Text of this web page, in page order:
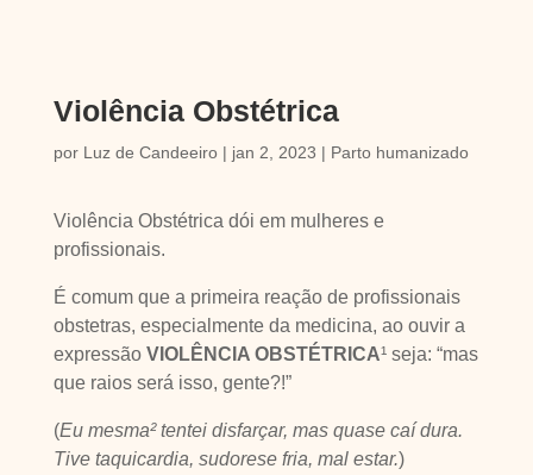
Violência Obstétrica
por Luz de Candeeiro| jan 2, 2023 | Parto humanizado
Violência Obstétrica dói em mulheres e
profissionais.
É comum que a primeira reação de profissionais
obstetras, especialmente da medicina, ao ouvir a
expressão VIOLÊNCIA OBSTÉTRICA¹ seja: “mas
que raios será isso, gente?!”
(Eu mesma² tentei disfarçar, mas quase caí dura.
Tive taquicardia, sudorese fria, mal estar.)